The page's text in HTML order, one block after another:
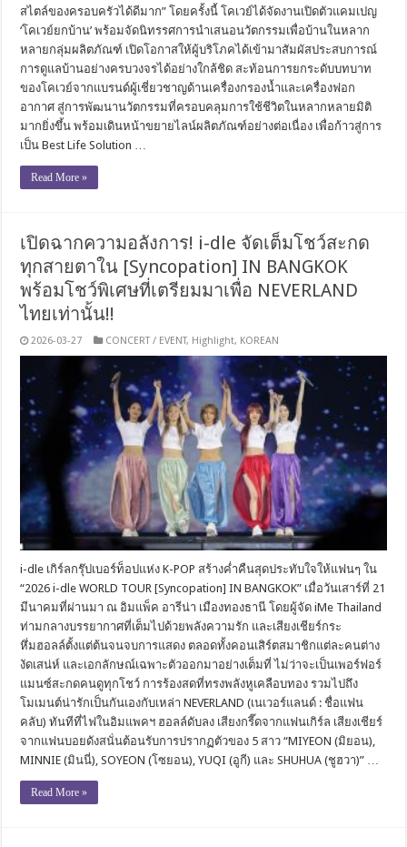
สไตล์ของครอบครัวได้ดีมาก” โดยครั้งนี้ โคเวย์ได้จัดงานเปิดตัวแคมเปญ
‘โคเวย์ยกบ้าน’ พร้อมจัดนิทรรศการนำเสนอนวัตกรรมเพื่อบ้านในหลาก
หลายกลุ่มผลิตภัณฑ์ เปิดโอกาสให้ผู้บริโภคได้เข้ามาสัมผัสประสบการณ์
การดูแลบ้านอย่างครบวงจรได้อย่างใกล้ชิด สะท้อนการยกระดับบทบาท
ของโคเวย์จากแบรนด์ผู้เชี่ยวชาญด้านเครื่องกรองน้ำและเครื่องฟอก
อากาศ สู่การพัฒนานวัตกรรมที่ครอบคลุมการใช้ชีวิตในหลากหลายมิติ
มากยิ่งขึ้น พร้อมเดินหน้าขยายไลน์ผลิตภัณฑ์อย่างต่อเนื่อง เพื่อก้าวสู่การ
เป็น Best Life Solution …
Read More »
เปิดฉากความอลังการ! i-dle จัดเต็มโชว์สะกด
ทุกสายตาใน [Syncopation] IN BANGKOK
พร้อมโชว์พิเศษที่เตรียมมาเพื่อ NEVERLAND
ไทยเท่านั้น!!
2026-03-27 CONCERT / EVENT, Highlight, KOREAN
i-dle เกิร์ลกรุ๊ปเบอร์ท็อปแห่ง K-POP สร้างค่ำคืนสุดประทับใจให้แฟนๆ ใน
“2026 i-dle WORLD TOUR [Syncopation] IN BANGKOK” เมื่อวันเสาร์ที่ 21
มีนาคมที่ผ่านมา ณ อิมแพ็ค อารีน่า เมืองทองธานี โดยผู้จัด iMe Thailand
ท่ามกลางบรรยากาศที่เต็มไปด้วยพลังความรัก และเสียงเชียร์กระ
หึ่มฮอลล์ตั้งแต่ต้นจนจบการแสดง ตลอดทั้งคอนเสิร์ตสมาชิกแต่ละคนต่าง
งัดเสน่ห์ และเอกลักษณ์เฉพาะตัวออกมาอย่างเต็มที่ ไม่ว่าจะเป็นเพอร์ฟอร์
แมนซ์สะกดคนดูทุกโชว์ การร้องสดที่ทรงพลังหูเคลือบทอง รวมไปถึง
โมเมนต์น่ารักเป็นกันเองกับเหล่า NEVERLAND (เนเวอร์แลนด์ : ชื่อแฟน
คลับ) ทันทีที่ไฟในอิมแพคฯ ฮอลล์ดับลง เสียงกรี๊ดจากแฟนเกิร์ล เสียงเชียร์
จากแฟนบอยดังสนั่นต้อนรับการปรากฏตัวของ 5 สาว “MIYEON (มิยอน),
MINNIE (มินนี่), SOYEON (โซยอน), YUQI (อูกี) และ SHUHUA (ชูฮวา)” …
Read More »